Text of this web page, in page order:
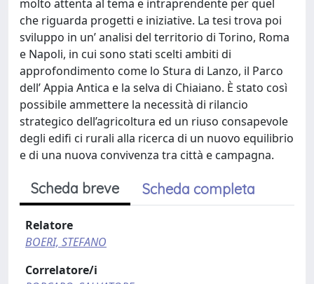
molto attenta al tema e intraprendente per quel
che riguarda progetti e iniziative. La tesi trova poi
sviluppo in un’ analisi del territorio di Torino, Roma
e Napoli, in cui sono stati scelti ambiti di
approfondimento come lo Stura di Lanzo, il Parco
dell’ Appia Antica e la selva di Chiaiano. È stato così
possibile ammettere la necessità di rilancio
strategico dell’agricoltura ed un riuso consapevole
degli edifi ci rurali alla ricerca di un nuovo equilibrio
e di una nuova convivenza tra città e campagna.
Scheda breve Scheda completa
Relatore
BOERI, STEFANO
Correlatore/i